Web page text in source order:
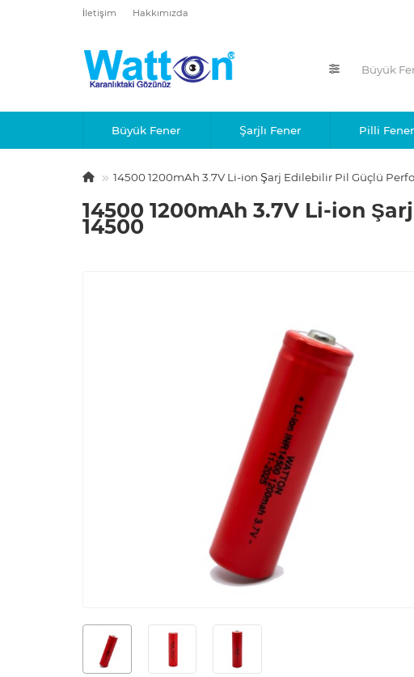
İletişim Hakkımızda
Büyük Fener Şarjlı Fener Pilli Fener
14500 1200mAh 3.7V Li-ion Şarj Edilebilir Pil Güçlü
14500 1200mAh 3.7V Li-ion
14500